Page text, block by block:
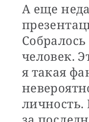
А еще
человек.
я такая